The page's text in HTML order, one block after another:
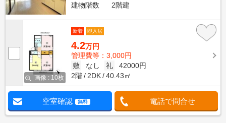
建物階数
2階建
画像 : 10枚
新着 即入居
4.2万円
管理費等：3,000円
敷
なし 礼
42000円
2階
2DK 40.43㎡
空室確認 無料 電話で問合せ